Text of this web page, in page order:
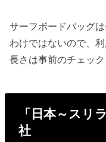
サーフボードバッグ
わけではないので、
長さは事前のチェッ
「日本～スリ
社